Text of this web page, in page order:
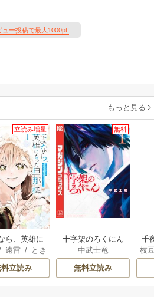
ュー投稿で最大1000pt!
もっと見る
立読み増量
ら、英雄に
旦那様 ～
るだけの役
な妻のはず
遠雷/ とき
間
立読み
無料
十字架のろくにん
中武士竜
無料立読み
千
国
枝